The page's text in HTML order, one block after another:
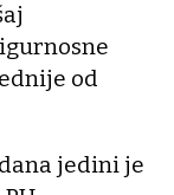
od
jedini je